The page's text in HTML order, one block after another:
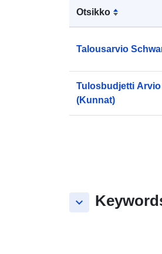
Otsikko
Talousarvio
Tulosbudjetti Arvio
(Kunnat)
keyboard_arrow_down